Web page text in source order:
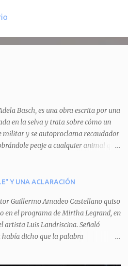
Basch, es una obra escrita por una
en la selva y trata sobre cómo un
militar y se autoproclama recaudador
peaje a cualquier animal que
pasa con Tatú, el armadillo.
Por último, Tui, la cotorra, deja
y arenga a los otros tres
Finalmente, terminan por
y el aguará huye despavorido al verse
Y UNA ACLARACIÓN
Guillermo Amadeo Castellano quiso
en el programa de Mirtha Legrand, en
artista Luis Landriscina. Señaló
dicho que la palabra